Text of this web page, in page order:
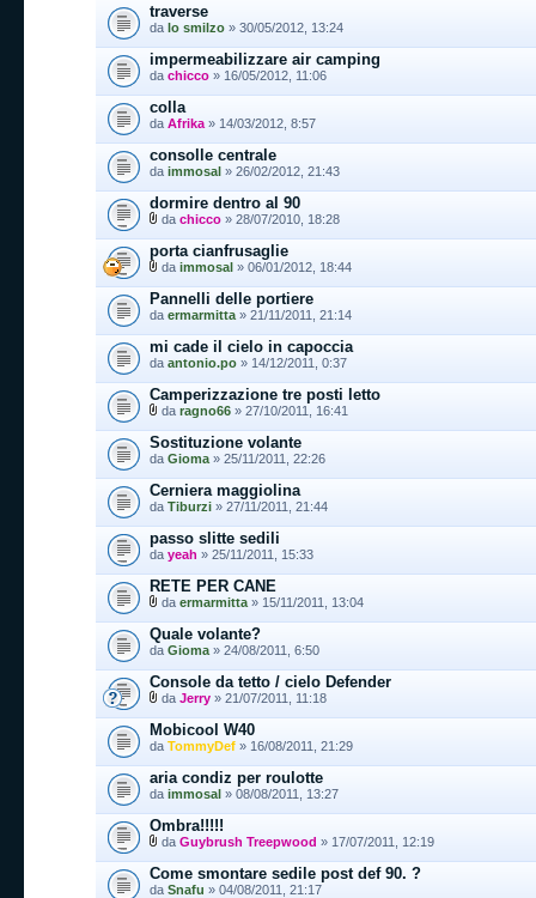
traverse
da lo smilzo » 30/05/2012, 13:24
impermeabilizzare air camping
da chicco » 16/05/2012, 11:06
colla
da Afrika » 14/03/2012, 8:57
consolle centrale
da immosal » 26/02/2012, 21:43
dormire dentro al 90
da chicco » 28/07/2010, 18:28
porta cianfrusaglie
da immosal » 06/01/2012, 18:44
Pannelli delle portiere
da ermarmitta » 21/11/2011, 21:14
mi cade il cielo in capoccia
da antonio.po » 14/12/2011, 0:37
Camperizzazione tre posti letto
da ragno66 » 27/10/2011, 16:41
Sostituzione volante
da Gioma » 25/11/2011, 22:26
Cerniera maggiolina
da Tiburzi » 27/11/2011, 21:44
passo slitte sedili
da yeah » 25/11/2011, 15:33
RETE PER CANE
da ermarmitta » 15/11/2011, 13:04
Quale volante?
da Gioma » 24/08/2011, 6:50
Console da tetto / cielo Defender
da Jerry » 21/07/2011, 11:18
Mobicool W40
da TommyDef » 16/08/2011, 21:29
aria condiz per roulotte
da immosal » 08/08/2011, 13:27
Ombra!!!!!
da Guybrush Treepwood » 17/07/2011, 12:19
Come smontare sedile post def 90. ?
da Snafu » 04/08/2011, 21:17